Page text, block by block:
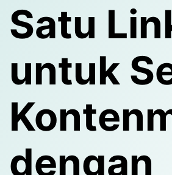
Satu
untuk
dengan